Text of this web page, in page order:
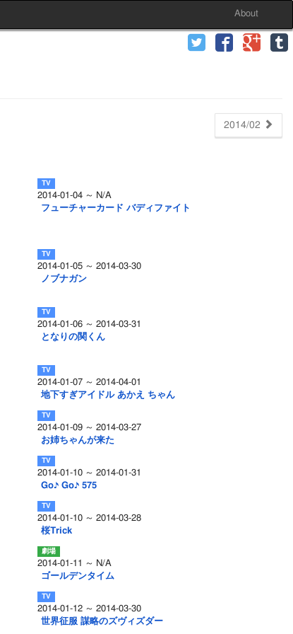
About
2014/02
2014-01-04 ～ N/A
フューチャーカード バディファイト
2014-01-05 ～ 2014-03-30
ノブナガン
2014-01-06 ～ 2014-03-31
となりの関くん
2014-01-07 ～ 2014-04-01
地下すぎアイドル あかえ ちゃん
2014-01-09 ～ 2014-03-27
お姉ちゃんが来た
2014-01-10 ～ 2014-01-31
Go♪ Go♪ 575
2014-01-10 ～ 2014-03-28
桜Trick
2014-01-11 ～ N/A
ゴールデンタイム
2014-01-12 ～ 2014-03-30
世界征服 謀略のズヴィズダー